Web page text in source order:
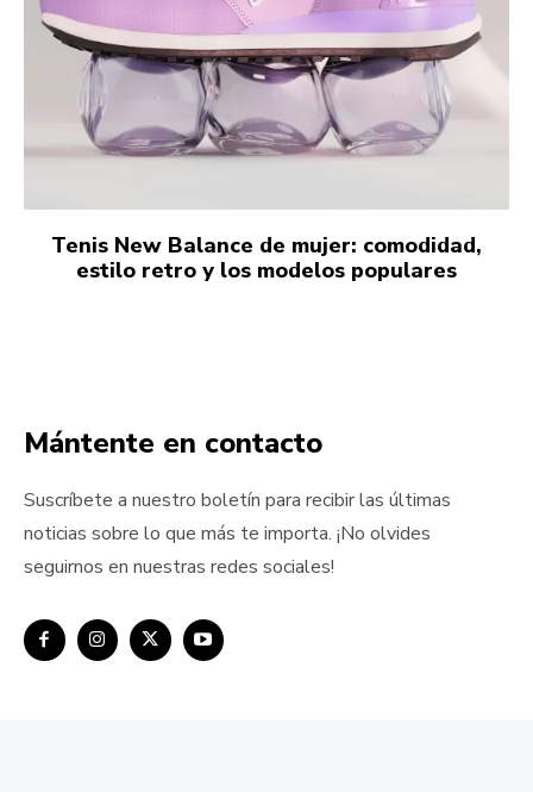
Tenis New Balance de mujer: comodidad,
estilo retro y los modelos populares
Mántente en contacto
Suscríbete a nuestro boletín para recibir las últimas
noticias sobre lo que más te importa. ¡No olvides
seguirnos en nuestras redes sociales!